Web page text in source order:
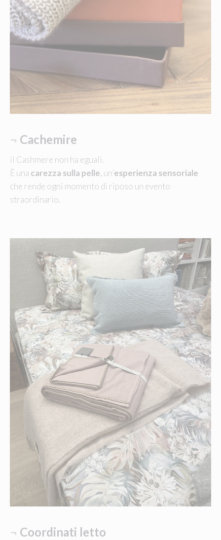
¬ Cachemire
il Cashmere non ha eguali.
È una carezza sulla pelle, un’esperienza sensoriale
che rende ogni momento di riposo un evento
straordinario.
¬ Coordinati letto